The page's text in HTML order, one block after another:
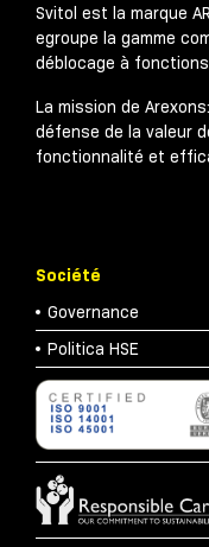
Svitol est la marque
egroupe la gamme
déblocage à
La mission de
défense de la valeur
fonctionnalité et
Société
Governance
Politica HSE